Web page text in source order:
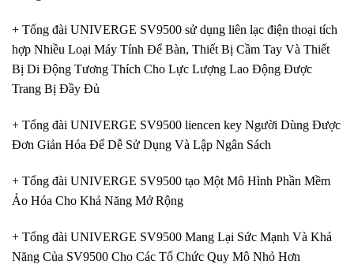
+ Tổng đài UNIVERGE SV9500 sử dụng liên lạc điện thoại tích
hợp Nhiều Loại Máy Tính Để Bàn, Thiết Bị Cầm Tay Và Thiết
Bị Di Động Tương Thích Cho Lực Lượng Lao Động Được
Trang Bị Đầy Đủ
+ Tổng đài UNIVERGE SV9500 liencen key Người Dùng Được
Đơn Giản Hóa Để Dễ Sử Dụng Và Lập Ngân Sách
+ Tổng đài UNIVERGE SV9500 tạo Một Mô Hình Phần Mềm
Ảo Hóa Cho Khả Năng Mở Rộng
+ Tổng đài UNIVERGE SV9500 Mang Lại Sức Mạnh Và Khả
Năng Của SV9500 Cho Các Tổ Chức Quy Mô Nhỏ Hơn